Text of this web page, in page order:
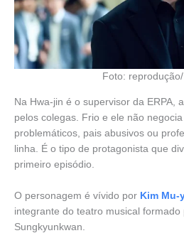
Foto:
Na Hwa-jin é o supervisor da ERPA,
pelos colegas. Frio e ele não
problemáticos, pais abusivos ou
linha. É o tipo de protagonista que
primeiro episódio.
O personagem é vívido por Kim Mu-
integrante do teatro musical formado
Sungkyunkwan.